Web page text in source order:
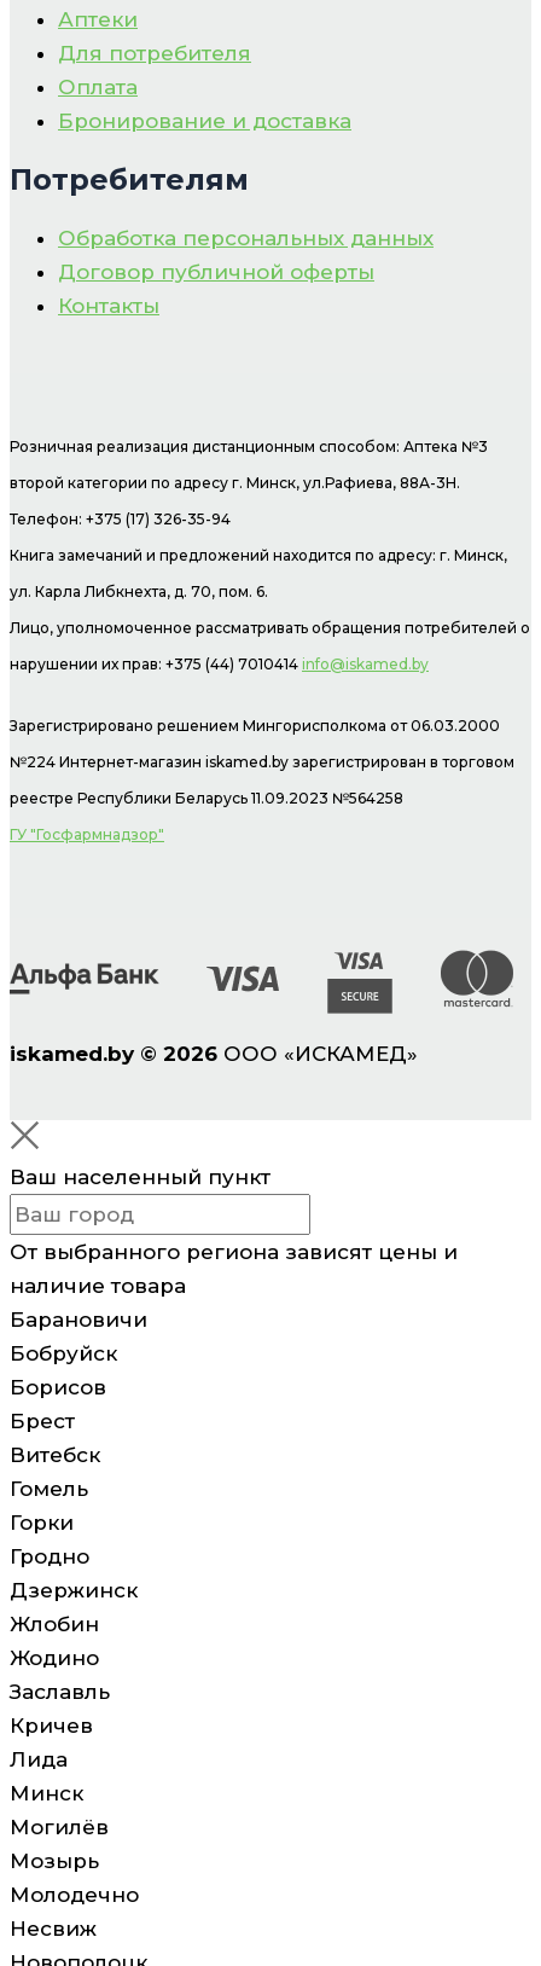
Аптеки
Для потребителя
Оплата
Бронирование и доставка
Потребителям
Обработка персональных данных
Договор публичной оферты
Контакты
Розничная реализация дистанционным способом: Аптека №3
второй категории по адресу г. Минск, ул.Рафиева, 88А-3Н.
Телефон: +375 (17) 326-35-94
Книга замечаний и предложений находится по адресу: г. Минск,
ул. Карла Либкнехта, д. 70, пом. 6.
Лицо, уполномоченное рассматривать обращения потребителей о
нарушении их прав: +375 (44) 7010414 info@iskamed.by
Зарегистрировано решением Мингорисполкома от 06.03.2000
№224 Интернет-магазин iskamed.by зарегистрирован в торговом
реестре Республики Беларусь 11.09.2023 №564258
ГУ "Госфармнадзор"
iskamed.by © 2026 ООО «ИСКАМЕД»
Ваш населенный пункт
От выбранного региона зависят цены и
наличие товара
Барановичи
Бобруйск
Борисов
Брест
Витебск
Гомель
Горки
Гродно
Дзержинск
Жлобин
Жодино
Заславль
Кричев
Лида
Минск
Могилёв
Мозырь
Молодечно
Несвиж